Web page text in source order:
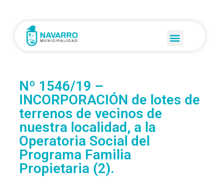
Nº 1546/19 –
INCORPORACIÓN de lotes de
terrenos de vecinos de
nuestra localidad, a la
Operatoria Social del
Programa Familia
Propietaria (2).